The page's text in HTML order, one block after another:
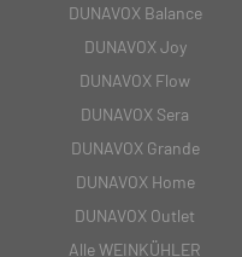
DUNAVOX Balance
DUNAVOX Joy
DUNAVOX Flow
DUNAVOX Sera
DUNAVOX Grande
DUNAVOX Home
DUNAVOX Outlet
Alle WEINKÜHLER